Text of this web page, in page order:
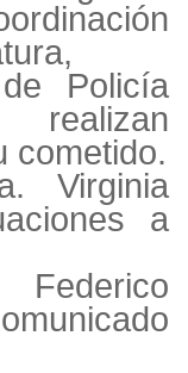
Policía
realizan
cometido.
Virginia
a